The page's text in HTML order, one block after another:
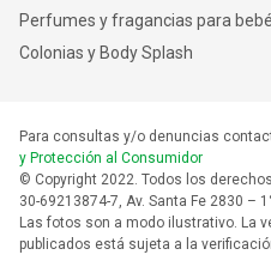
Perfumes y fragancias para
Colonias y Body Splash
Para consultas y/o denuncias
y Protección al Consumidor
© Copyright 2022. Todos los
30-69213874-7, Av. Santa Fe 2830 –
Las fotos son a modo ilustrativo. La
publicados está sujeta a la